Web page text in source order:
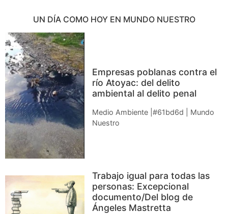
UN DÍA COMO HOY EN MUNDO NUESTRO
Empresas poblanas contra el
río Atoyac: del delito
ambiental al delito penal
Medio Ambiente |#61bd6d | Mundo
Nuestro
Trabajo igual para todas las
personas: Excepcional
documento/Del blog de
Ángeles Mastretta